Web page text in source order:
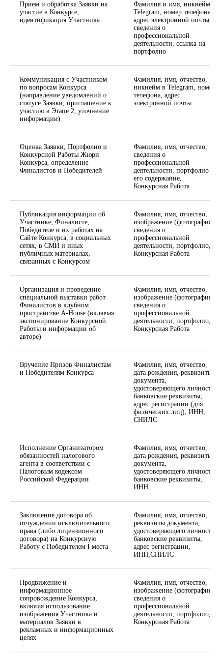
Прием и обработка Заявки на
участие в Конкурсе,
идентификация Участника
Фамилия и имя, никнейм в
Telegram, номер телефона,
адрес электронной почты,
сведения о
профессиональной
деятельности, ссылка на
портфолио
Коммуникация с Участником
по вопросам Конкурса
(направление уведомлений о
статусе Заявки, приглашение к
участию в Этапе 2, уточнение
информации)
Фамилия, имя, отчество,
никнейм в Telegram, номер
телефона, адрес
электронной почты
Оценка Заявки, Портфолио и
Конкурсной Работы Жюри
Конкурса, определение
Финалистов и Победителей
Фамилия, имя, отчество,
сведения о
профессиональной
деятельности, портфолио и
его содержание,
Конкурсная Работа
Публикация информации об
Участнике, Финалисте,
Победителе и их работах на
Сайте Конкурса, в социальных
сетях, в СМИ и иных
публичных материалах,
связанных с Конкурсом
Фамилия, имя, отчество,
изображение (фотография),
сведения о
профессиональной
деятельности, портфолио,
Конкурсная Работа
Организация и проведение
специальной выставки работ
Финалистов в клубном
пространстве A-House (включая
экспонирование Конкурсной
Работы и информации об
авторе)
Фамилия, имя, отчество,
изображение (фотография),
сведения о
профессиональной
деятельности, портфолио,
Конкурсная Работа
Вручение Призов Финалистам
и Победителям Конкурса
Фамилия, имя, отчество,
дата рождения, реквизиты
документа,
удостоверяющего личность,
банковские реквизиты,
адрес регистрации (для
физических лиц), ИНН,
СНИЛС
Исполнение Организатором
обязанностей налогового
агента в соответствии с
Налоговым кодексом
Российской Федерации
Фамилия, имя, отчество,
дата рождения, реквизиты
документа,
удостоверяющего личность,
банковские реквизиты,
ИНН
Заключение договора об
отчуждении исключительного
права (либо лицензионного
договора) на Конкурсную
Работу с Победителем I места
Фамилия, имя, отчество,
реквизиты документа,
удостоверяющего личность,
банковские реквизиты,
адрес регистрации,
ИНН,СНИЛС
Продвижение и
информационное
сопровождение Конкурса,
включая использование
изображения Участника и
материалов Заявки в
рекламных и информационных
целях
Фамилия, имя, отчество,
изображение (фотография),
сведения о
профессиональной
деятельности, портфолио,
Конкурсная Работа